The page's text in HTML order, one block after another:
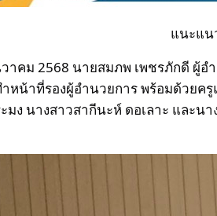
แนะแน
าคม 2568 นายสมภพ เพชรภักดี ผู้อ
หน้าที่รองผู้อำนวยการ พร้อมด้วยค
มง นางสาวสากีนะห์ ดอเลาะ และ